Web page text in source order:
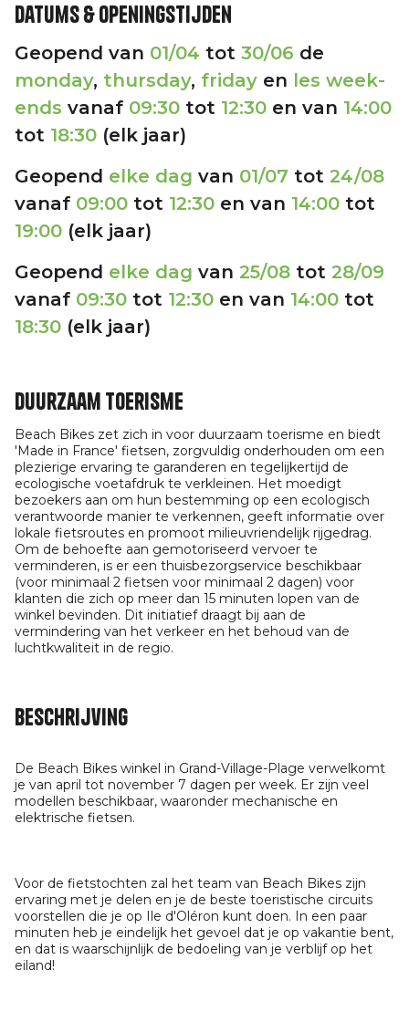
Datums & openingstijden
Geopend van 01/04 tot 30/06 de
monday, thursday, friday en les week-
ends vanaf 09:30 tot 12:30 en van 14:00
tot 18:30 (elk jaar)
Geopend elke dag van 01/07 tot 24/08
vanaf 09:00 tot 12:30 en van 14:00 tot
19:00 (elk jaar)
Geopend elke dag van 25/08 tot 28/09
vanaf 09:30 tot 12:30 en van 14:00 tot
18:30 (elk jaar)
Duurzaam toerisme
Beach Bikes zet zich in voor duurzaam toerisme en biedt
'Made in France' fietsen, zorgvuldig onderhouden om een
plezierige ervaring te garanderen en tegelijkertijd de
ecologische voetafdruk te verkleinen. Het moedigt
bezoekers aan om hun bestemming op een ecologisch
verantwoorde manier te verkennen, geeft informatie over
lokale fietsroutes en promoot milieuvriendelijk rijgedrag.
Om de behoefte aan gemotoriseerd vervoer te
verminderen, is er een thuisbezorgservice beschikbaar
(voor minimaal 2 fietsen voor minimaal 2 dagen) voor
klanten die zich op meer dan 15 minuten lopen van de
winkel bevinden. Dit initiatief draagt bij aan de
vermindering van het verkeer en het behoud van de
luchtkwaliteit in de regio.
Beschrijving
De Beach Bikes winkel in Grand-Village-Plage verwelkomt
je van april tot november 7 dagen per week. Er zijn veel
modellen beschikbaar, waaronder mechanische en
elektrische fietsen.
Voor de fietstochten zal het team van Beach Bikes zijn
ervaring met je delen en je de beste toeristische circuits
voorstellen die je op Ile d'Oléron kunt doen. In een paar
minuten heb je eindelijk het gevoel dat je op vakantie bent,
en dat is waarschijnlijk de bedoeling van je verblijf op het
eiland!